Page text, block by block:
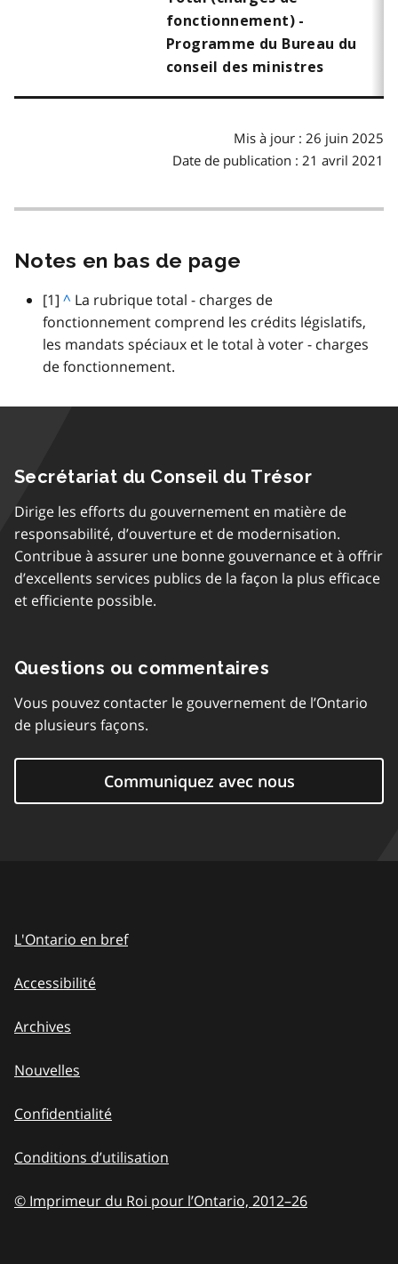
fonctionnement) -
Programme du Bureau du
conseil des ministres
Mis à jour : 26 juin 2025
Date de publication : 21 avril 2021
Notes en bas de page
note
de
bas
de
[1] R
e
t
o
r
p
r
a
g
r
a
e
^ La rubrique total - charges de
fonctionnement comprend les crédits législatifs,
les mandats spéciaux et le total à voter - charges
de fonctionnement.
Secrétariat du Conseil du Trésor
Dirige les efforts du gouvernement en matière de
responsabilité, d’ouverture et de modernisation.
Contribue à assurer une bonne gouvernance et à offrir
d’excellents services publics de la façon la plus efficace
et efficiente possible.
Questions ou commentaires
Vous pouvez contacter le gouvernement de l’Ontario
de plusieurs façons.
Communiquez avec nous
L'Ontario en bref
Accessibilité
Archives
Nouvelles
Confidentialité
Conditions d’utilisation
© Imprimeur du Roi pour l’Ontario, 2012–to
26